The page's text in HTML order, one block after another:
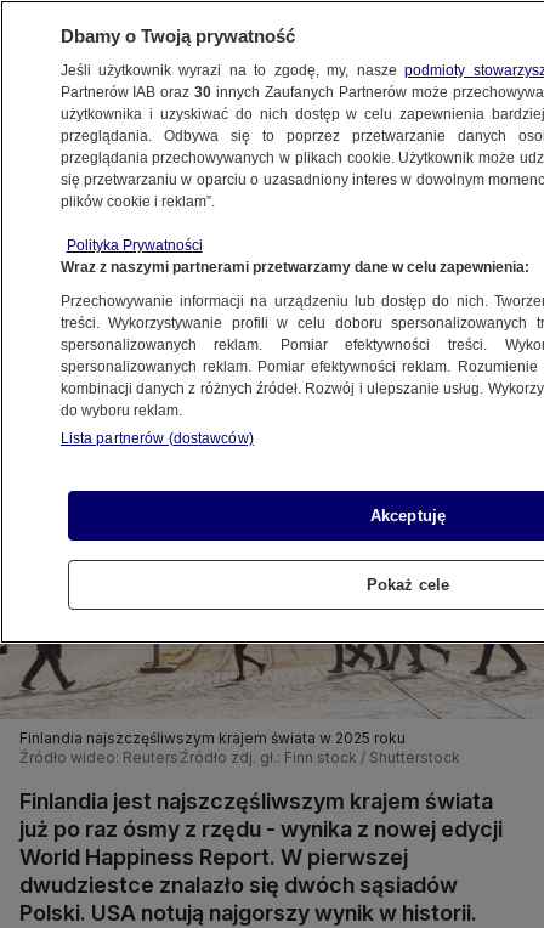
CIEKAWOSTKI
w rankingu sąsiedzi Polski
20.03.2025, 09:57
Udostępnij
Finlandia najszczęśliwszym krajem świata w 2025 roku
Źródło wideo: Reuters Źródło zdj. gł.: Finn stock / Shutterstock
Finlandia jest najszczęśliwszym krajem świata
już po raz ósmy z rzędu - wynika z nowej edycji
World Happiness Report. W pierwszej
dwudziestce znalazło się dwóch sąsiadów
Polski. USA notują najgorszy wynik w historii.
Dbamy o Twoją prywatność
Jeśli użytkownik wyrazi na to zgodę, my, naszepodmioty
Partnerów IAB oraz30 innych Zaufanych Partnerów może
użytkownika i uzyskiwać do nich dostęp w celu zapewnienia
przeglądania. Odbywa się to poprzez przetwarzanie danych
przeglądania przechowywanych w plikach cookie. Użytkownik może
się przetwarzaniu w oparciu o uzasadniony interes w dowolnym
plików cookie i reklam”.
Polityka Prywatności
Wraz z naszymi partnerami przetwarzamy dane w celu zapewnienia:
Przechowywanie informacji na urządzeniu lub dostęp do nich.
treści. Wykorzystywanie profili w celu doboru spersonalizowanych
spersonalizowanych reklam. Pomiar efektywności treści.
spersonalizowanych reklam. Pomiar efektywności reklam.
kombinacji danych z różnych źródeł. Rozwój i ulepszanie usług.
do wyboru reklam.
Lista partnerów (dostawców)
Akceptuję
Pokaż cele